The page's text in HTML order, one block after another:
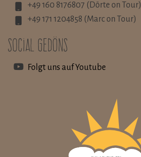
+49 160 8176807 (Dörte on Tour)
+49 171 1204858 (Marc on Tour)
Social Gedöns
Folgt uns auf Youtube